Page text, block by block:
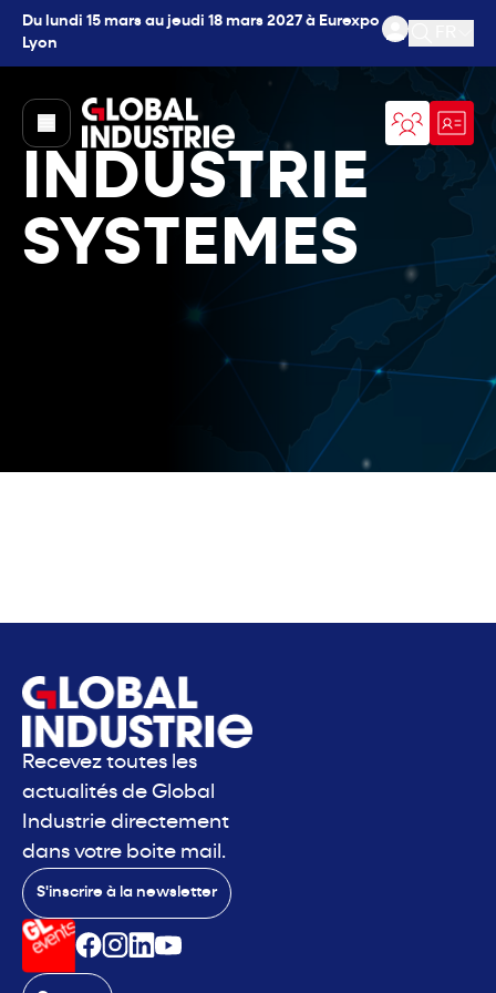
Du lundi 15 mars au jeudi 18 mars 2027 à Eurexpo
Lyon
Ouvrir
page.home
INDUSTRIE
SYSTEMES
Recevez toutes les
actualités de Global
Industrie directement
dans votre boite mail.
S'inscrire à la newsletter